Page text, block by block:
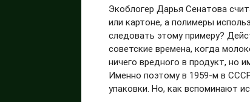
Экоблогер Дарья Сенатова
или картоне, а полимеры
следовать этому примеру?
советские времена, когда
ничего вредного в продукт, но
Именно поэтому в 1959-м в
упаковки. Но, как вспоминают